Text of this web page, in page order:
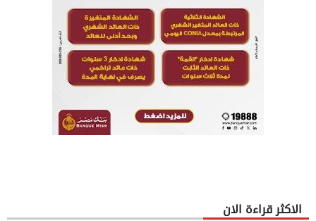
الاكثر قراءة الان